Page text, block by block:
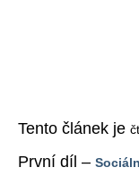
Tento článek je
První díl –